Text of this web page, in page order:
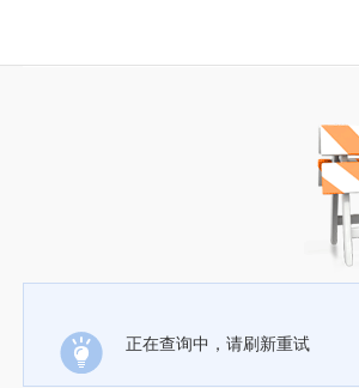
正在查询中，请刷新重试